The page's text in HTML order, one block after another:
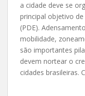
a cidade deve se
principal objetivo
(PDE).
mobilidade,
são importantes
devem nortear o
cidades brasileiras.